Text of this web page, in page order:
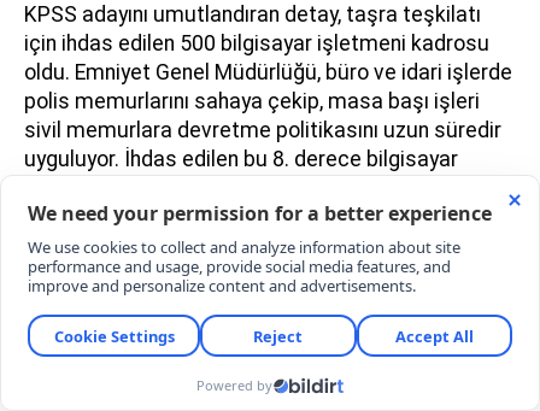
KPSS adayını umutlandıran detay, taşra teşkilatı
için ihdas edilen 500 bilgisayar işletmeni kadrosu
oldu. Emniyet Genel Müdürlüğü, büro ve idari işlerde
polis memurlarını sahaya çekip, masa başı işleri
sivil memurlara devretme politikasını uzun süredir
uyguluyor. İhdas edilen bu 8. derece bilgisayar
işletmeni kadrolarının, önümüzdeki dönemde ÖSYM
üzerinden yapılacak merkezi yerleştirmelerle (KPSS
P3 puan türü ağırlıklı) veya kurumun açacağı
açıktan sivil memur alımı ilanlarıyla doldurulması
ancak EGM bünyesinde memur olmak isteyen
binlerce üniversite mezunu için yeni bir istihdam
kapısı anlamına geliyor.